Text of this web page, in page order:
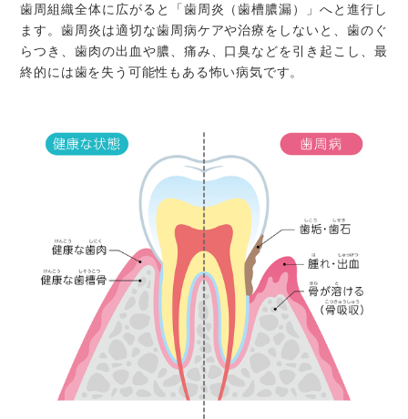
歯周組織全体に広がると「歯周炎（歯槽膿漏）」へと進行し
ます。歯周炎は適切な歯周病ケアや治療をしないと、歯のぐ
らつき、歯肉の出血や膿、痛み、口臭などを引き起こし、最
終的には歯を失う可能性もある怖い病気です。